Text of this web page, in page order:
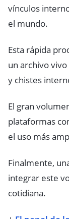
vínculos
el mundo.
Esta rápida
un archivo
y chistes
El gran
plataformas
el uso más
Finalmente,
integrar este
cotidiana.